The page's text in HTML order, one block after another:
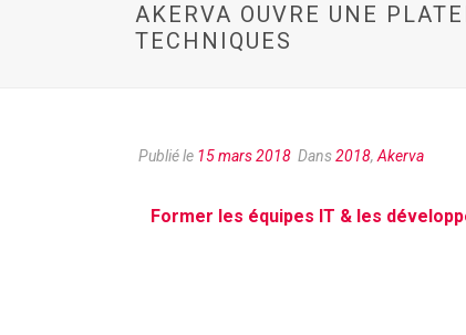
AKERVA OUVRE UNE
TECHNIQUES
Publié le 15 mars 2018 Dans2018, Akerva
Former les équipes IT & les